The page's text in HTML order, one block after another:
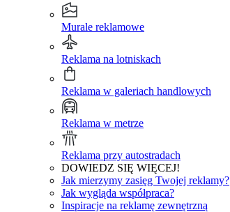
Murale reklamowe
Reklama na lotniskach
Reklama w galeriach handlowych
Reklama w metrze
Reklama przy autostradach
DOWIEDZ SIĘ WIĘCEJ!
Jak mierzymy zasięg Twojej reklamy?
Jak wygląda współpraca?
Inspiracje na reklamę zewnętrzną